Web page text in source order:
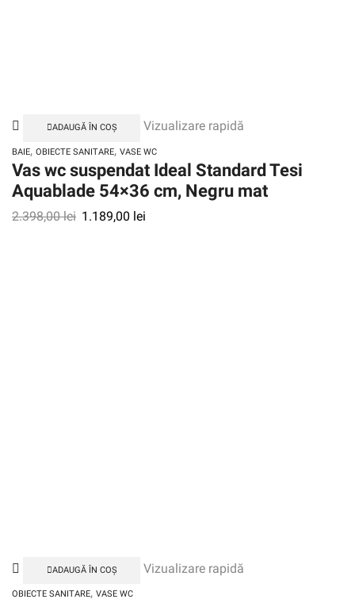
ADAUGĂ ÎN COȘ Vizualizare rapidă
BAIE, OBIECTE SANITARE, VASE WC
Vas wc suspendat Ideal Standard Tesi
Aquablade 54×36 cm, Negru mat
2.398,00lei 1.189,00 lei
ADAUGĂ ÎN COȘ Vizualizare rapidă
OBIECTE SANITARE, VASE WC